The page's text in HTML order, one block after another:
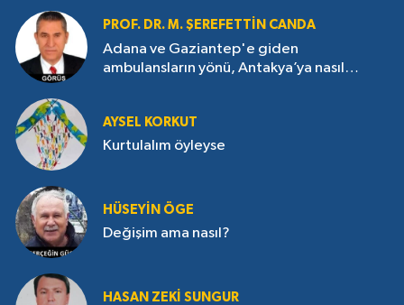
PROF. DR. M. ŞEREFETTIN CANDA
Adana ve Gaziantep'e giden
ambulansların yönü, Antakya’ya nasıl
AYSEL KORKUT
Kurtulalım öyleyse
HÜSEYIN ÖGE
Değişim ama nasıl?
HASAN ZEKI SUNGUR